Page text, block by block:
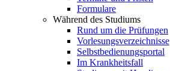
Formulare
Während des Studiums
Rund um die Prüfungen
Vorlesungsverzeichnisse
Selbstbedienungsportal
Im Krankheitsfall